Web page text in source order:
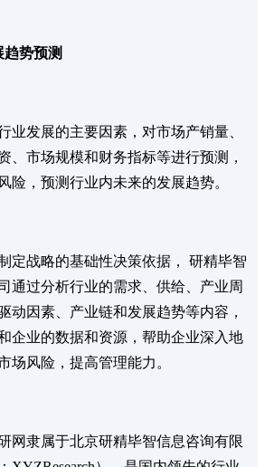
势预测
业发展的主要因素，对市场产销量、
、市场规模和财务指标等进行预测，
险，预测行业内未来的发展趋势。
定战略的基础性决策依据， 研精毕智
通过分析行业的需求、供给、产业周
动因素、产业链和发展趋势等内容，
企业的数据和资源，帮助企业深入地
场风险，提高管理能力。
网隶属于北京研精毕智信息咨询有限